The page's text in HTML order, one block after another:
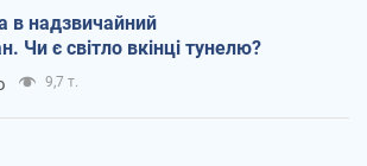
в надзвичайний
Чи є світло вкінці тунелю?
9,7 т.